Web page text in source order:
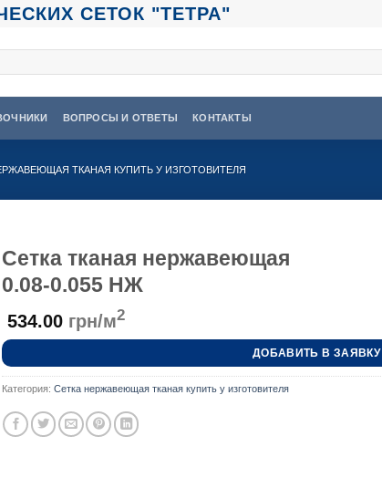
СЕТОК "ТЕТРА"
ВОПРОСЫ И ОТВЕТЫ КОНТАКТЫ
ТКАНАЯ КУПИТЬ У ИЗГОТОВИТЕЛЯ
Сетка тканая нержавеющая
0.08-0.055 НЖ
534.00 грн/м2
ДОБАВИТЬ В ЗАЯВКУ
Категория: Сетка нержавеющая тканая купить у изготовителя